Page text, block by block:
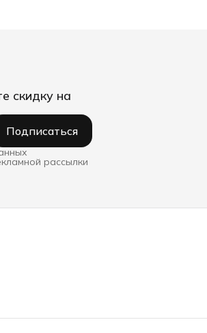
скидку на
Подписаться
рассылки